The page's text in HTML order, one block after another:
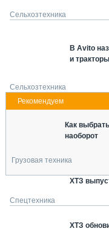
О ПРОЕКТЕ
Сельхозтехника
В Avito
и тракторы
Сельхозтехника
Как
наоборот
Грузовая техника
ХТЗ
Спецтехника
ХТЗ